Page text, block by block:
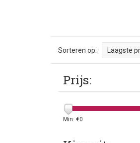
Sorteren op: Laagste
Prijs:
Min: €0